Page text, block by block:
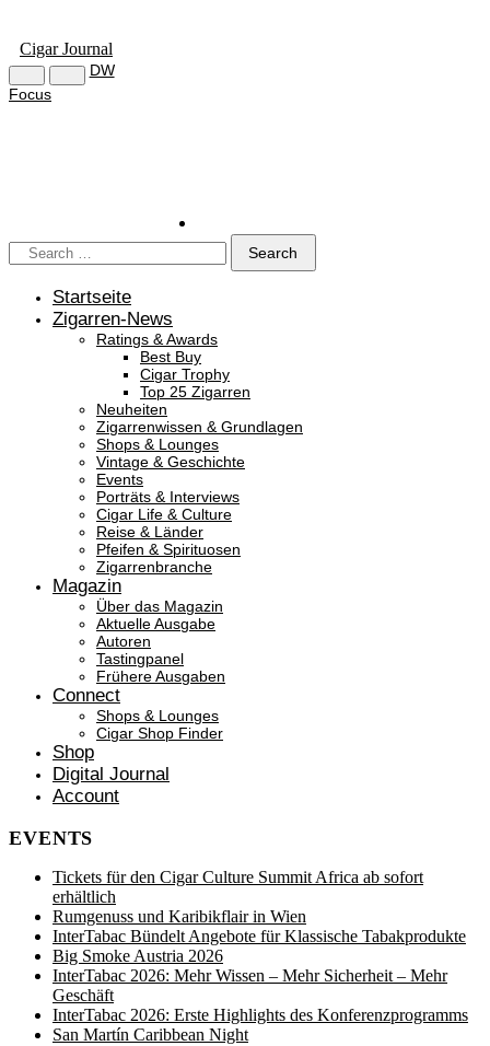
Cigar Journal
DW
Focus
Startseite
Zigarren-News
Ratings & Awards
Best Buy
Cigar Trophy
Top 25 Zigarren
Neuheiten
Zigarrenwissen & Grundlagen
Shops & Lounges
Vintage & Geschichte
Events
Porträts & Interviews
Cigar Life & Culture
Reise & Länder
Pfeifen & Spirituosen
Zigarrenbranche
Magazin
Über das Magazin
Aktuelle Ausgabe
Autoren
Tastingpanel
Frühere Ausgaben
Connect
Shops & Lounges
Cigar Shop Finder
Shop
Digital Journal
Account
EVENTS
Tickets für den Cigar Culture Summit Africa ab sofort
erhältlich
Rumgenuss und Karibikflair in Wien
InterTabac Bündelt Angebote für Klassische Tabakprodukte
Big Smoke Austria 2026
InterTabac 2026: Mehr Wissen – Mehr Sicherheit – Mehr
Geschäft
InterTabac 2026: Erste Highlights des Konferenzprogramms
San Martín Caribbean Night